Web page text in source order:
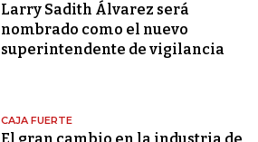
Larry Sadith Álvarez será
nombrado como el nuevo
superintendente de vigilancia
CAJA FUERTE